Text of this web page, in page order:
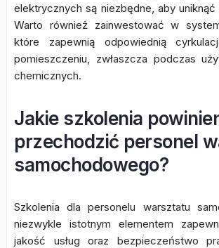
elektrycznych są niezbędne, aby uniknąć
Warto również zainwestować w
które zapewnią odpowiednią
pomieszczeniu, zwłaszcza podczas
chemicznych.
Jakie szkolenia
przechodzić personel
samochodowego?
Szkolenia dla personelu warsztatu
niezwykle istotnym elementem
jakość usług oraz bezpieczeństwo